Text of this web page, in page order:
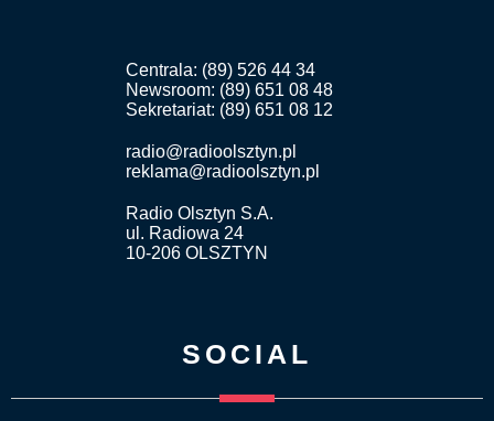
Centrala: (89) 526 44 34
Newsroom: (89) 651 08 48
Sekretariat: (89) 651 08 12
radio@radioolsztyn.pl
reklama@radioolsztyn.pl
Radio Olsztyn S.A.
ul. Radiowa 24
10-206 OLSZTYN
SOCIAL